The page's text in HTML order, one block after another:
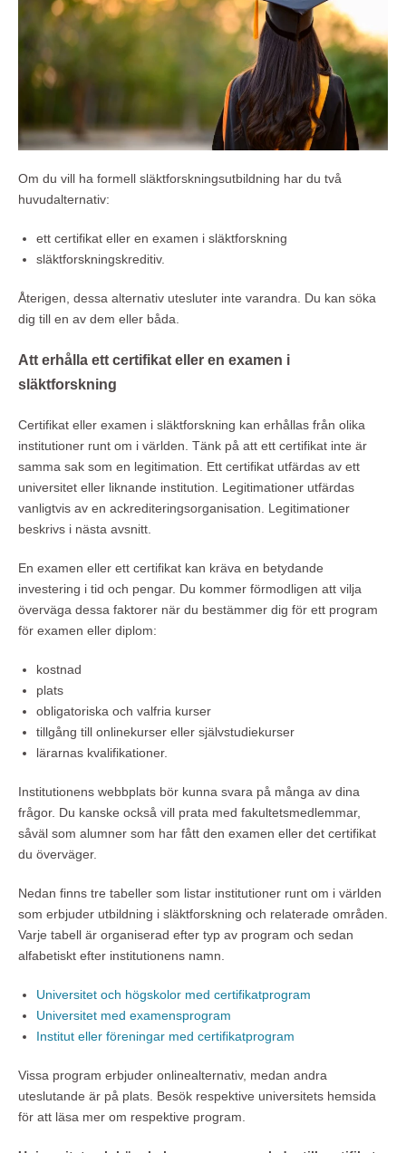
Om du vill ha formell släktforskningsutbildning har du två
huvudalternativ:
ett certifikat eller en examen i släktforskning
släktforskningskreditiv.
Återigen, dessa alternativ utesluter inte varandra. Du kan söka
dig till en av dem eller båda.
Att erhålla ett certifikat eller en examen i
släktforskning
Certifikat eller examen i släktforskning kan erhållas från olika
institutioner runt om i världen. Tänk på att ett certifikat inte är
samma sak som en legitimation. Ett certifikat utfärdas av ett
universitet eller liknande institution. Legitimationer utfärdas
vanligtvis av en ackrediteringsorganisation. Legitimationer
beskrivs i nästa avsnitt.
En examen eller ett certifikat kan kräva en betydande
investering i tid och pengar. Du kommer förmodligen att vilja
överväga dessa faktorer när du bestämmer dig för ett program
för examen eller diplom:
kostnad
plats
obligatoriska och valfria kurser
tillgång till onlinekurser eller självstudiekurser
lärarnas kvalifikationer.
Institutionens webbplats bör kunna svara på många av dina
frågor. Du kanske också vill prata med fakultetsmedlemmar,
såväl som alumner som har fått den examen eller det certifikat
du överväger.
Nedan finns tre tabeller som listar institutioner runt om i världen
som erbjuder utbildning i släktforskning och relaterade områden.
Varje tabell är organiserad efter typ av program och sedan
alfabetiskt efter institutionens namn.
Universitet och högskolor med certifikatprogram
Universitet med examensprogram
Institut eller föreningar med certifikatprogram
Vissa program erbjuder onlinealternativ, medan andra
uteslutande är på plats. Besök respektive universitets hemsida
för att läsa mer om respektive program.